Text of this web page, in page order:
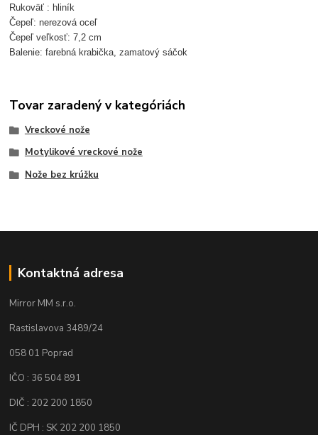
Rukoväť : hliník
Čepeľ: nerezová oceľ
Čepeľ veľkosť: 7,2 cm
Balenie: farebná krabička, zamatový sáčok
Tovar zaradený v kategóriách
Vreckové nože
Motylikové vreckové nože
Nože bez krúžku
Kontaktná adresa
Mirror MM s.r.o.
Rastislavova 3489/24
058 01 Poprad
IČO : 36 504 891
DIČ : 202 200 1850
IČ DPH : SK 202 200 1850